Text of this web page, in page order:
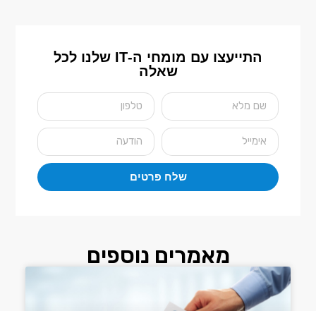
התייעצו עם מומחי ה-IT שלנו לכל
שאלה
שלח פרטים
מאמרים נוספים